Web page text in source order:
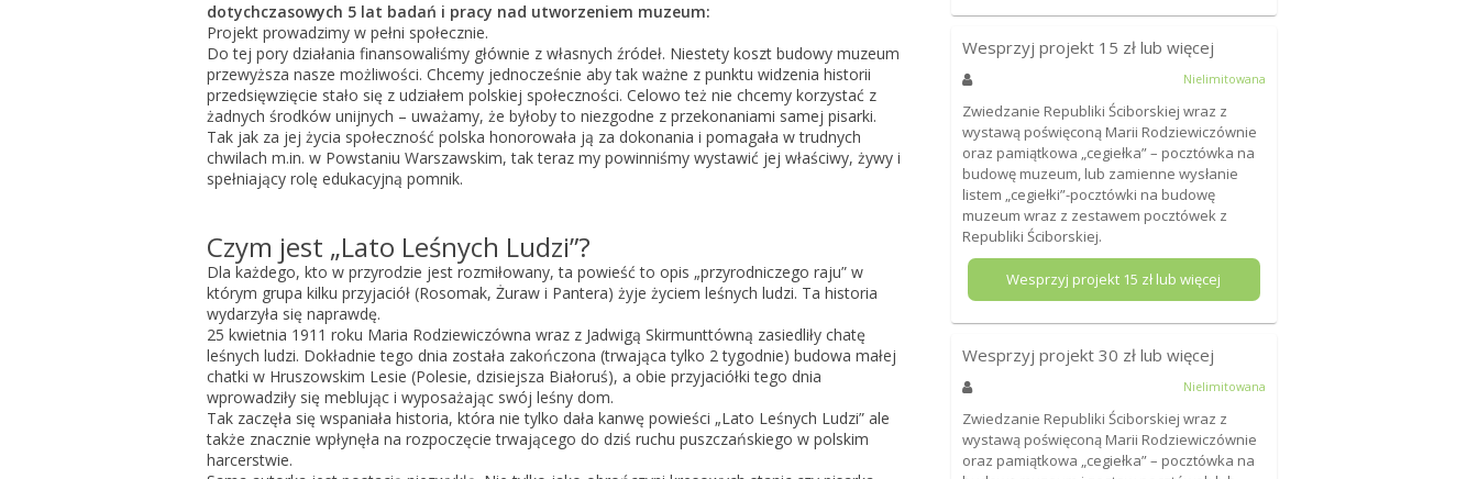
dotychczasowych 5 lat badań i pracy nad utworzeniem muzeum:
Projekt prowadzimy w pełni społecznie.
Do tej pory działania finansowaliśmy głównie z własnych źródeł. Niestety koszt budowy muzeum
przewyższa nasze możliwości. Chcemy jednocześnie aby tak ważne z punktu widzenia historii
przedsięwzięcie stało się z udziałem polskiej społeczności. Celowo też nie chcemy korzystać z
żadnych środków unijnych – uważamy, że byłoby to niezgodne z przekonaniami samej pisarki.
Tak jak za jej życia społeczność polska honorowała ją za dokonania i pomagała w trudnych
chwilach m.in. w Powstaniu Warszawskim, tak teraz my powinniśmy wystawić jej właściwy, żywy i
spełniający rolę edukacyjną pomnik.
Czym jest „Lato Leśnych Ludzi”?
Dla każdego, kto w przyrodzie jest rozmiłowany, ta powieść to opis „przyrodniczego raju” w
którym grupa kilku przyjaciół (Rosomak, Żuraw i Pantera) żyje życiem leśnych ludzi. Ta historia
wydarzyła się naprawdę.
25 kwietnia 1911 roku Maria Rodziewiczówna wraz z Jadwigą Skirmunttówną zasiedliły chatę
leśnych ludzi. Dokładnie tego dnia została zakończona (trwająca tylko 2 tygodnie) budowa małej
chatki w Hruszowskim Lesie (Polesie, dzisiejsza Białoruś), a obie przyjaciółki tego dnia
wprowadziły się meblując i wyposażając swój leśny dom.
Tak zaczęła się wspaniała historia, która nie tylko dała kanwę powieści „Lato Leśnych Ludzi” ale
także znacznie wpłynęła na rozpoczęcie trwającego do dziś ruchu puszczańskiego w polskim
harcerstwie.
Wesprzyj projekt 15 zł lub więcej
Nielimitowana
Zwiedzanie Republiki Ściborskiej wraz z
wystawą poświęconą Marii Rodziewiczównie
oraz pamiątkowa „cegiełka” – pocztówka na
budowę muzeum, lub zamienne wysłanie
listem „cegiełki”-pocztówki na budowę
muzeum wraz z zestawem pocztówek z
Republiki Ściborskiej.
Wesprzyj projekt 15 zł lub więcej
Wesprzyj projekt30 zł lub więcej
Nielimitowana
Zwiedzanie Republiki Ściborskiej wraz z
wystawą poświęconą Marii Rodziewiczównie
oraz pamiątkowa „cegiełka” – pocztówka na